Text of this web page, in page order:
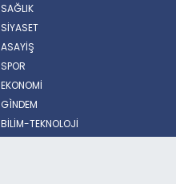
SAĞLIK
SİYASET
ASAYİŞ
SPOR
EKONOMİ
GÌNDEM
BİLİM-TEKNOLOJİ